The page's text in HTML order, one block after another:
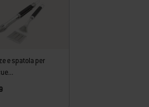
e spatola per